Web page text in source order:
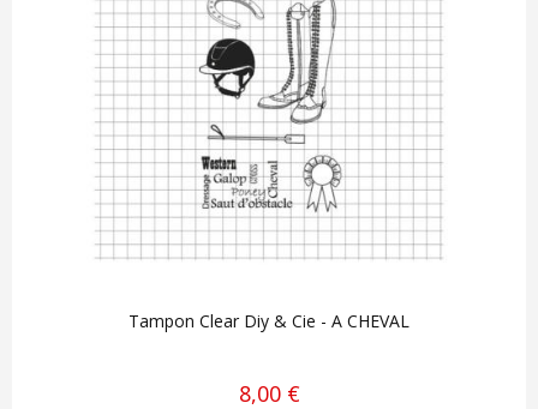
Tampon Clear Diy & Cie - A CHEVAL
8,00 €